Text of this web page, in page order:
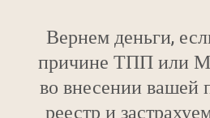
Вернем деньги,
причине ТПП или
во внесении вашей